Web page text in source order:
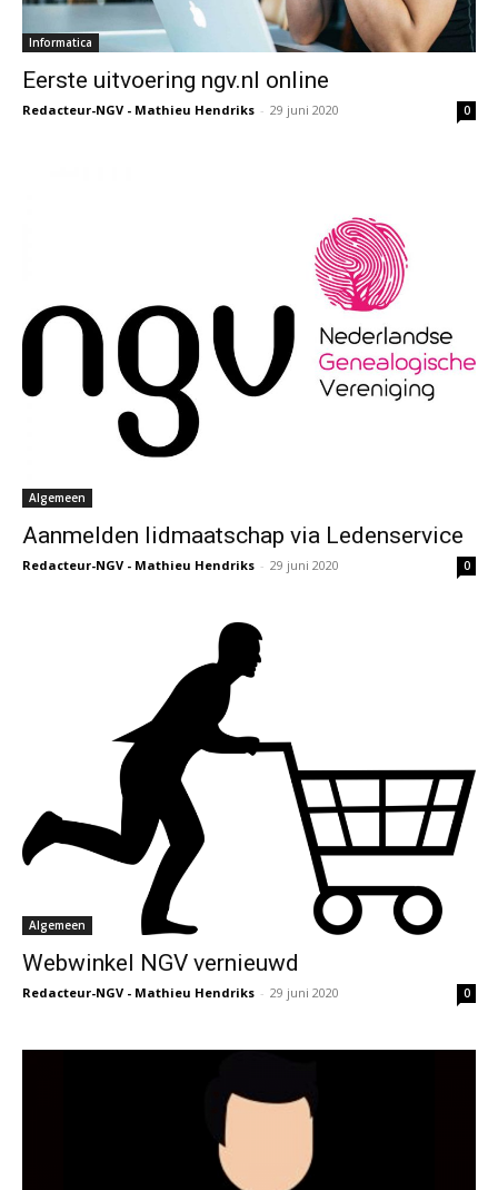
Informatica
Eerste uitvoering ngv.nl online
Redacteur-NGV - Mathieu Hendriks - 29 juni 2020 0
Algemeen
Aanmelden lidmaatschap via Ledenservice
Redacteur-NGV - Mathieu Hendriks - 29 juni 2020 0
Algemeen
Webwinkel NGV vernieuwd
Redacteur-NGV - Mathieu Hendriks - 29 juni 2020 0